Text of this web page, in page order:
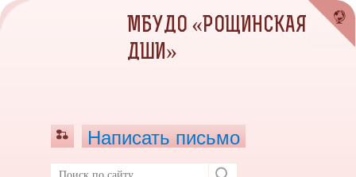
МБУДО «РОЩИНСКАЯ
ДШИ»
Написать письмо